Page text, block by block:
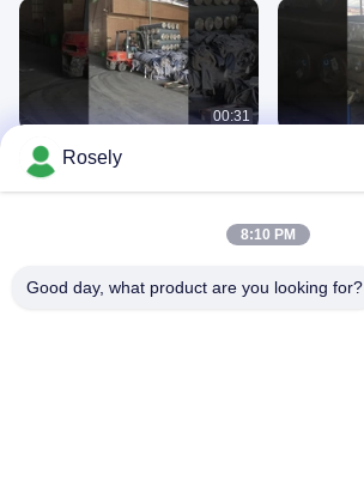
00:31
コンテナのロード
March 31, 2025
Rosely
8:10 PM
Good day, what product are you looking for?